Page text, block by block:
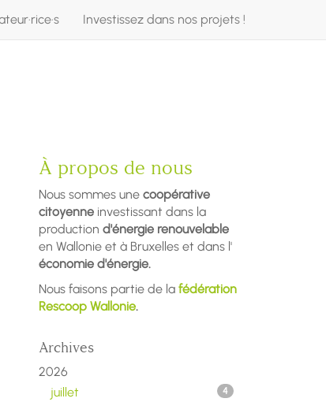
Investissez dans nos projets !
À propos de nous
Nous sommes une coopérative
citoyenne investissant dans la
production d'énergie renouvelable
en Wallonie et à Bruxelles et dans l'
économie d'énergie.
Nous faisons partie de la fédération
Rescoop Wallonie.
Archives
2026
juillet
4